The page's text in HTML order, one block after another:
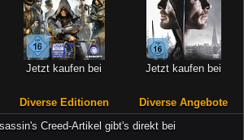
Jetzt kaufen bei
Diverse Editionen
Jetzt kaufen bei
Diverse Angebote
Creed-Artikel gibt's direkt bei